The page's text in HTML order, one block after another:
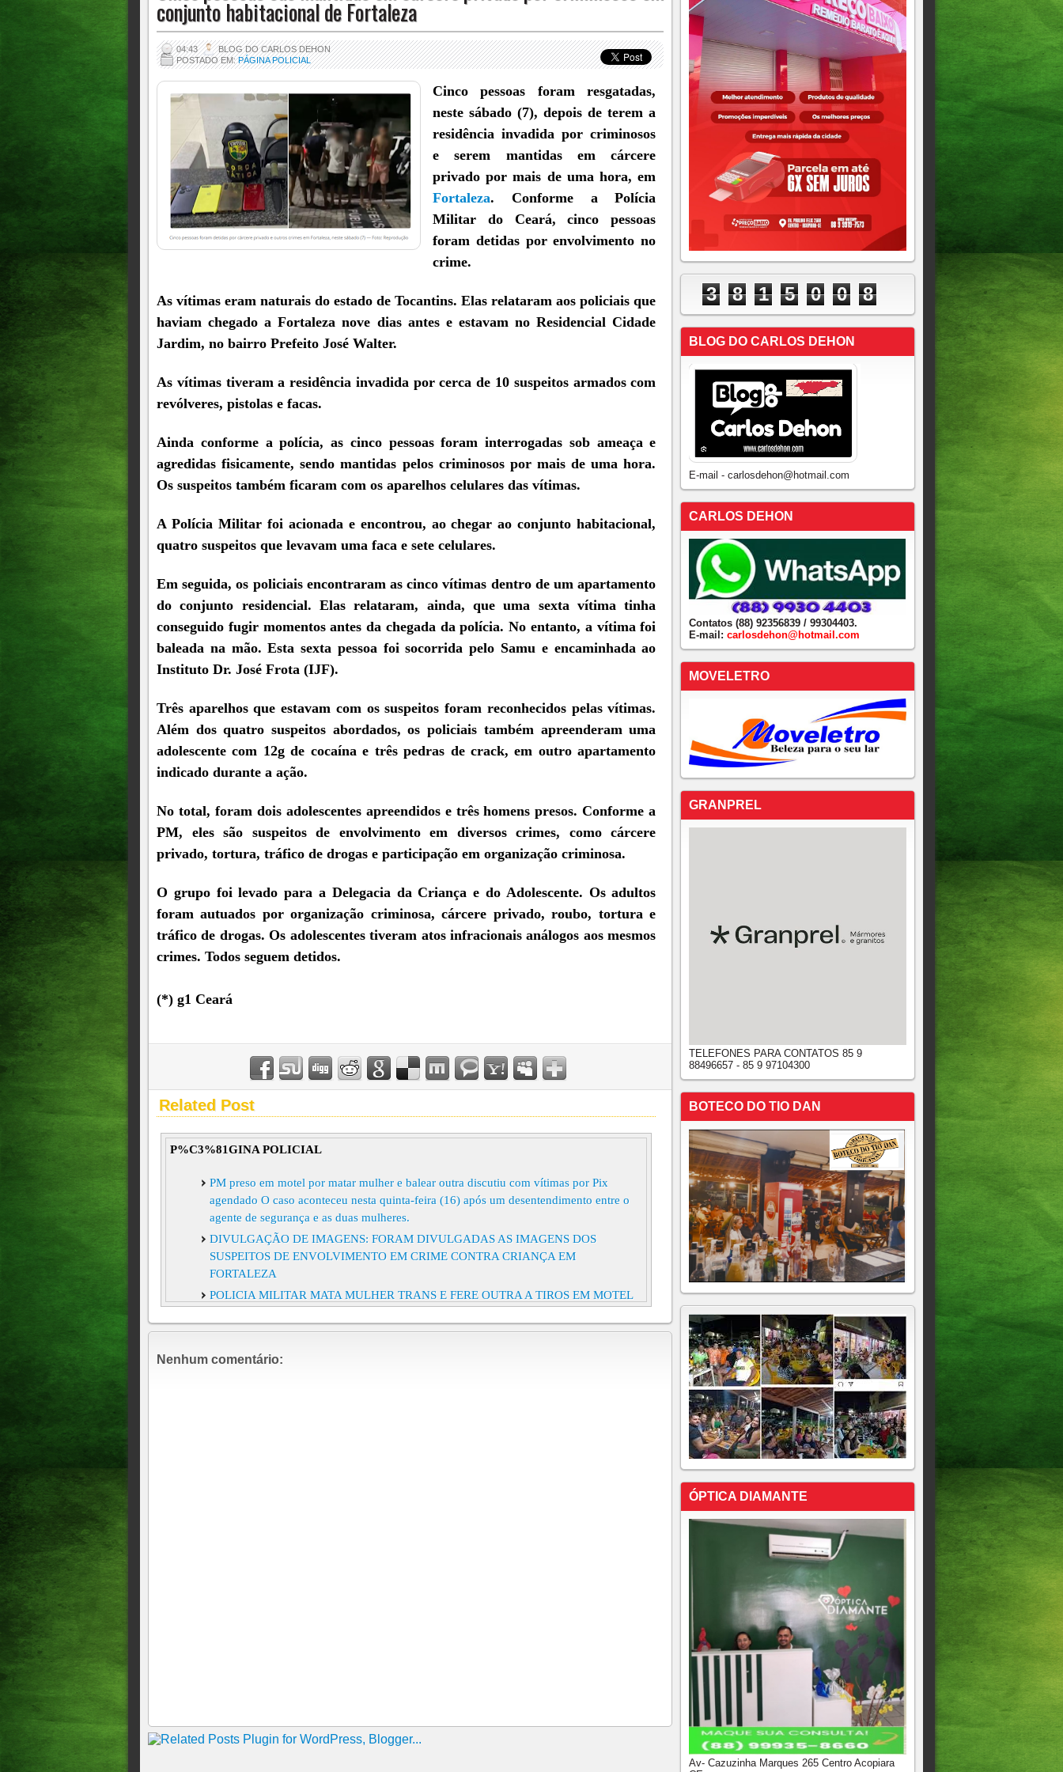
conjunto habitacional de Fortaleza
04:43
BLOG DO CARLOS DEHON
POSTADO EM:PÁGINA POLICIAL
Cinco pessoas foram resgatadas,
neste sábado (7), depois de terem a
residência invadida por criminosos
e serem mantidas em cárcere
privado por mais de uma hora, em
Fortaleza. Conforme a Polícia
Militar do Ceará, cinco pessoas
foram detidas por envolvimento no
crime.
As vítimas eram naturais do estado de Tocantins. Elas relataram aos policiais que
haviam chegado a Fortaleza nove dias antes e estavam no Residencial Cidade
Jardim, no bairro Prefeito José Walter.
As vítimas tiveram a residência invadida por cerca de 10 suspeitos armados com
revólveres, pistolas e facas.
Ainda conforme a polícia, as cinco pessoas foram interrogadas sob ameaça e
agredidas fisicamente, sendo mantidas pelos criminosos por mais de uma hora.
Os suspeitos também ficaram com os aparelhos celulares das vítimas.
A Polícia Militar foi acionada e encontrou, ao chegar ao conjunto habitacional,
quatro suspeitos que levavam uma faca e sete celulares.
Em seguida, os policiais encontraram as cinco vítimas dentro de um apartamento
do conjunto residencial. Elas relataram, ainda, que uma sexta vítima tinha
conseguido fugir momentos antes da chegada da polícia. No entanto, a vítima foi
baleada na mão. Esta sexta pessoa foi socorrida pelo Samu e encaminhada ao
Instituto Dr. José Frota (IJF).
Três aparelhos que estavam com os suspeitos foram reconhecidos pelas vítimas.
Além dos quatro suspeitos abordados, os policiais também apreenderam uma
adolescente com 12g de cocaína e três pedras de crack, em outro apartamento
indicado durante a ação.
No total, foram dois adolescentes apreendidos e três homens presos. Conforme a
PM, eles são suspeitos de envolvimento em diversos crimes, como cárcere
privado, tortura, tráfico de drogas e participação em organização criminosa.
O grupo foi levado para a Delegacia da Criança e do Adolescente. Os adultos
foram autuados por organização criminosa, cárcere privado, roubo, tortura e
tráfico de drogas. Os adolescentes tiveram atos infracionais análogos aos mesmos
crimes. Todos seguem detidos.
(*) g1 Ceará
Related Post
P%C3%81GINA POLICIAL
PM preso em motel por matar mulher e balear outra discutiu com vítimas por Pix
agendado O caso aconteceu nesta quinta-feira (16) após um desentendimento entre o
agente de segurança e as duas mulheres.
DIVULGAÇÃO DE IMAGENS: FORAM DIVULGADAS AS IMAGENS DOS
SUSPEITOS DE ENVOLVIMENTO EM CRIME CONTRA CRIANÇA EM
FORTALEZA
POLICIA MILITAR MATA MULHER TRANS E FERE OUTRA A TIROS EM MOTEL
Mulher é morta dentro de casa e irmão fica ferido após ataque a tiros em Barbalha A
motivação do homicídio ainda é desconhecida.
Mulher é assassinada a tiros dentro de casa em Itapajé, no interior do Ceará
Nenhum comentário:
3 8 1 5 0 0 8
BLOG DO CARLOS DEHON
E-mail - carlosdehon@hotmail.com
CARLOS DEHON
Contatos (88) 92356839 / 99304403.
E-mail: carlosdehon@hotmail.com
MOVELETRO
GRANPREL
TELEFONES PARA CONTATOS 85 9
88496657 - 85 9 97104300
BOTECO DO TIO DAN
ÓPTICA DIAMANTE
Av- Cazuzinha Marques 265 Centro Acopiara